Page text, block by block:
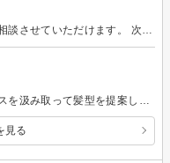
見る